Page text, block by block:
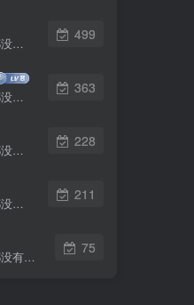
这家伙很懒，什么都没有写...
499
这家伙很懒，什么都没有写...
363
这家伙很懒，什么都没有写...
228
这家伙很懒，什么都没有写...
211
这家伙很懒，什么都没有写...
75